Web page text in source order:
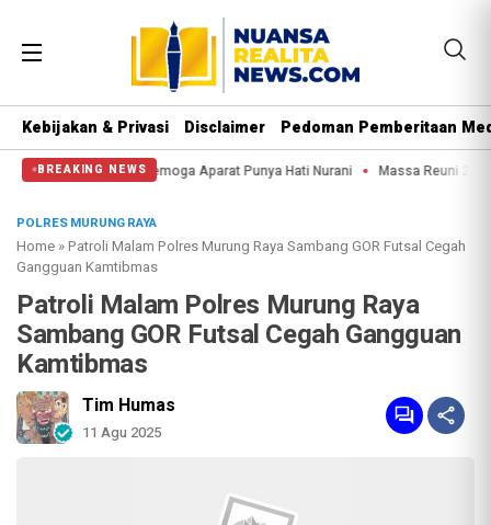
Kebijakan & Privasi Disclaimer Pedoman Pemberitaan
BREAKING NEWS
Kuda: Semoga Aparat Punya Hati Nurani Massa Reuni 212 Hanya Bisa
POLRES MURUNG RAYA
Home »Patroli Malam Polres Murung Raya Sambang GOR Futsal Cegah
Gangguan Kamtibmas
Patroli Malam Polres Murung Raya
Sambang GOR Futsal Cegah Gangguan
Kamtibmas
Tim Humas
11 Agu 2025